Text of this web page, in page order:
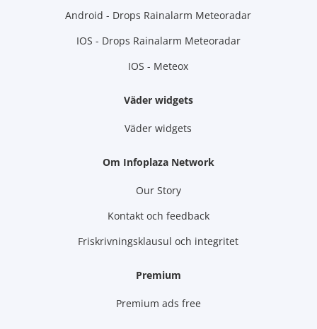
Android - Drops Rainalarm Meteoradar
IOS - Drops Rainalarm Meteoradar
IOS - Meteox
Väder widgets
Väder widgets
Om Infoplaza Network
Our Story
Kontakt och feedback
Friskrivningsklausul och integritet
Premium
Premium ads free